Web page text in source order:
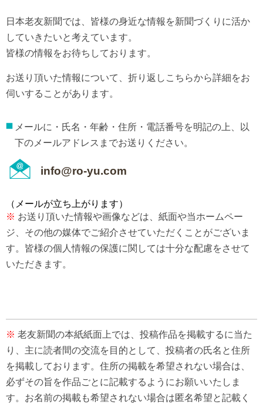
日本老友新聞では、皆様の身近な情報を新聞づくりに活か
していきたいと考えています。
皆様の情報をお待ちしております。
お送り頂いた情報について、折り返しこちらから詳細をお
伺いすることがあります。
メールに・氏名・年齢・住所・電話番号を明記の上、以
下のメールアドレスまでお送りください。
info@ro-yu.com
（メールが立ち上がります）
※ お送り頂いた情報や画像などは、紙面や当ホームペー
ジ、その他の媒体でご紹介させていただくことがございま
す。皆様の個人情報の保護に関しては十分な配慮をさせて
いただきます。
※ 老友新聞の本紙紙面上では、投稿作品を掲載するに当た
り、主に読者間の交流を目的として、投稿者の氏名と住所
を掲載しております。住所の掲載を希望されない場合は、
必ずその旨を作品ごとに記載するようにお願いいたしま
す。お名前の掲載も希望されない場合は匿名希望と記載く